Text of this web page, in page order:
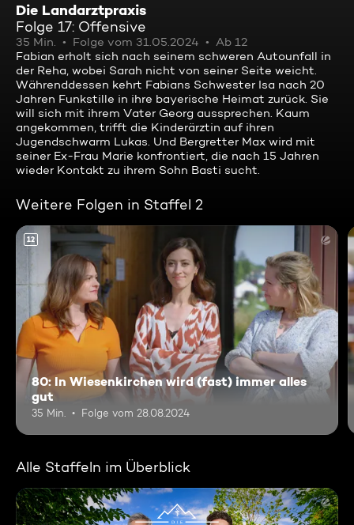
Die Landarztpraxis
Folge 17: Offensive
35 Min. Folge vom 31.05.2024
Ab 12
Fabian erholt sich nach seinem schweren Autounfall in
der Reha, wobei Sarah nicht von seiner Seite weicht.
Währenddessen kehrt Fabians Schwester Isa nach 20
Jahren Funkstille in ihre bayerische Heimat zurück. Sie
will sich mit ihrem Vater Georg aussprechen. Kaum
angekommen, trifft die Kinderärztin auf ihren
Jugendschwarm Lukas. Und Bergretter Max wird mit
seiner Ex-Frau Marie konfrontiert, die nach 15 Jahren
wieder Kontakt zu ihrem Sohn Basti sucht.
Weitere Folgen in Staffel 2
12
80: In Wiesenkirchen wird (fast) immer alles
gut
35 Min. Folge vom 28.08.2024
Alle Staffeln im Überblick